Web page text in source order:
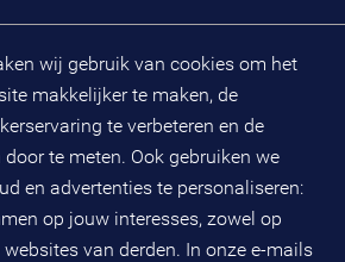
wij gebruik van cookies om het
makkelijker te maken, de
te verbeteren en de
te meten. Ook gebruiken we
en advertenties te personaliseren:
op jouw interesses, zowel op
van derden. In onze e-mails